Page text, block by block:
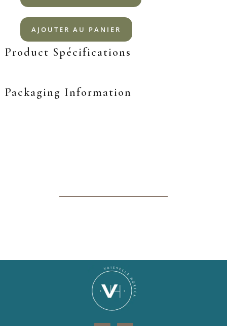
AJOUTER AU PANIER
Product Spécifications
Packaging Information